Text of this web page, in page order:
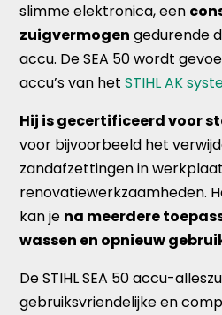
slimme elektronica, een
zuigvermogen gedurende
accu. De SEA 50 wordt
accu’s van hetSTIHL AK
Hij is gecertificeerd voor
voor bijvoorbeeld het
zandafzettingen in
renovatiewerkzaamheden.
kan je na meerdere
wassen en opnieuw
De STIHL SEA 50 accu-
gebruiksvriendelijke en